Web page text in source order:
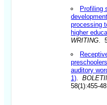
Profiling
processing
higher
WRITING .
auditory
1) .
58(1):455-